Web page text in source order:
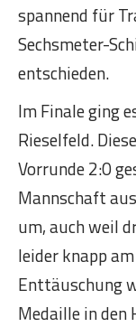
spannend für
Sechsmeter-
entschieden.
Im Finale ging
Rieselfeld.
Vorrunde 2:0
Mannschaft
um, auch weil
leider knapp
Enttäuschung
Medaille in den